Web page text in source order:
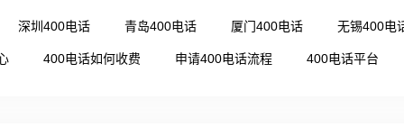
深圳400电话 青岛400电话 厦门400电话 无锡400电
400电话如何收费 申请400电话流程 400电话平台